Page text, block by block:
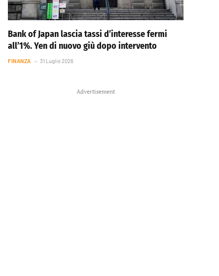
Bank of Japan lascia tassi d’interesse fermi
all’1%. Yen di nuovo giù dopo intervento
FINANZA 31 Luglio 2026
Advertisement